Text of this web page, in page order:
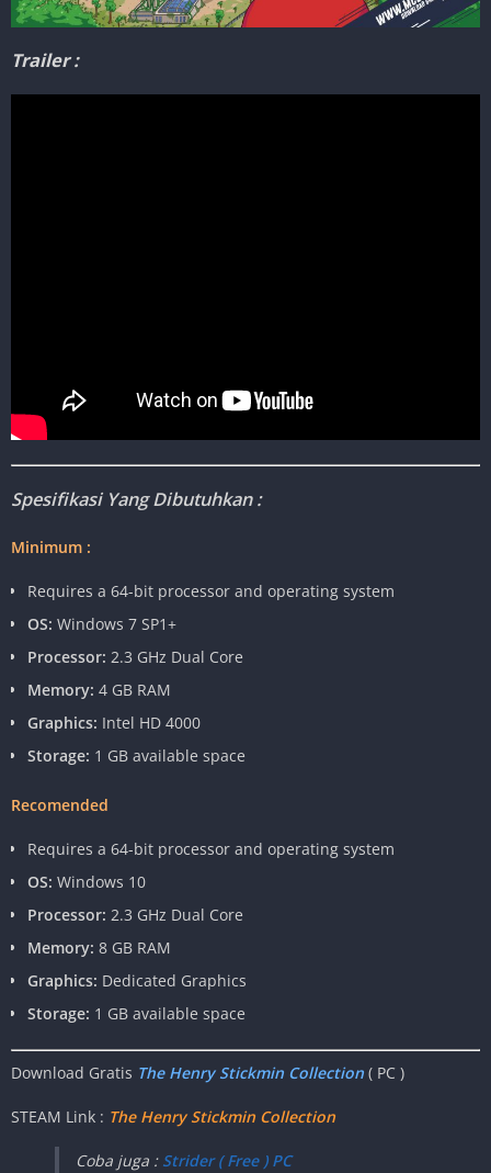
Trailer :
Spesifikasi Yang Dibutuhkan :
Minimum :
Requires a 64-bit processor and operating system
OS: Windows 7 SP1+
Processor: 2.3 GHz Dual Core
Memory: 4 GB RAM
Graphics: Intel HD 4000
Storage: 1 GB available space
Recomended
Requires a 64-bit processor and operating system
OS: Windows 10
Processor: 2.3 GHz Dual Core
Memory: 8 GB RAM
Graphics: Dedicated Graphics
Storage: 1 GB available space
Download Gratis The Henry Stickmin Collection ( PC )
STEAM Link : The Henry Stickmin Collection
Coba juga : Strider ( Free ) PC